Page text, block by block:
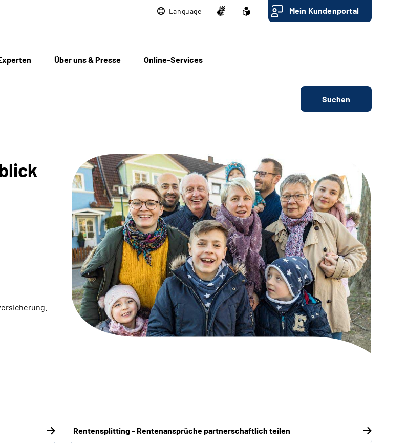
Language Mein Kundenportal
Über uns & Presse Online-Services
Suchen
Rentensplitting - Rentenansprüche partnerschaftlich teilen